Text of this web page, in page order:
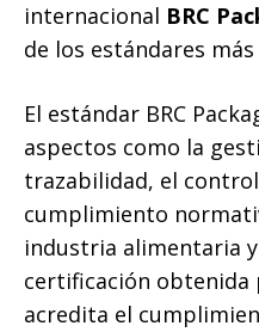
internacional BRC
de los estándares
El estándar BRC
aspectos como la
trazabilidad, el
cumplimiento
industria alimentaria
certificación obtenida
acredita el